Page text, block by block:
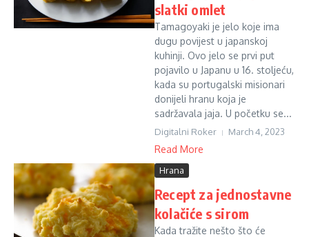
slatki omlet
Tamagoyaki je jelo koje ima
dugu povijest u japanskoj
kuhinji. Ovo jelo se prvi put
pojavilo u Japanu u 16. stoljeću,
kada su portugalski misionari
donijeli hranu koja je
sadržavala jaja. U početku se...
Digitalni Roker March 4, 2023
Read More
Hrana
Recept za jednostavne
kolačiće s sirom
Kada tražite nešto što će